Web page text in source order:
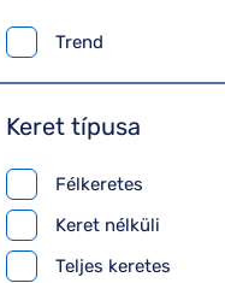
Trend
Keret típusa
Félkeretes
Keret nélküli
Teljes keretes